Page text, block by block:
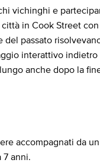
vichinghi e
in Cook Street
passato
interattivo
anche dopo la
accompagnati da
7 anni.